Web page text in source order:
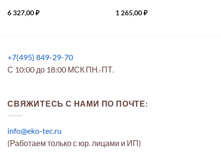
6 327,00₽ 1 265,00₽
+7(495) 849-29-70
С 10:00 до 18:00 МСК ПН.-ПТ.
СВЯЖИТЕСЬ С НАМИ ПО ПОЧТЕ:
info@eko-tec.ru
(Работаем только с юр. лицами и ИП)